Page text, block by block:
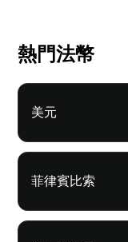
熱門法幣
美元
菲律賓比索